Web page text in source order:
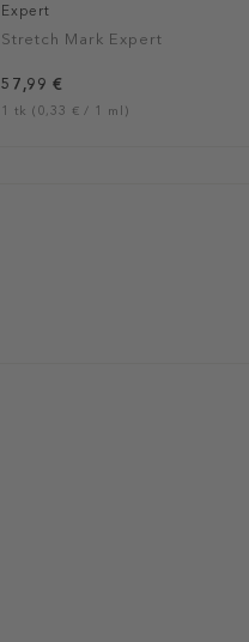
Expert
Stretch Mark Expert
57,99 €
1 tk (0,33 € / 1 ml)